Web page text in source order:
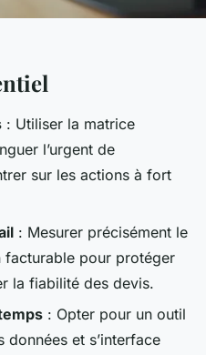
: Utiliser la matrice
l’urgent de
sur les actions à fort
: Mesurer précisément le
pour protéger
la fiabilité des devis.
: Opter pour un outil
données et s’interface